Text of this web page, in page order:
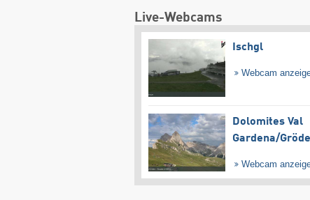
Live-Webcams
Ischgl
Webcam
Dolomites Val
Gardena/​
Webcam